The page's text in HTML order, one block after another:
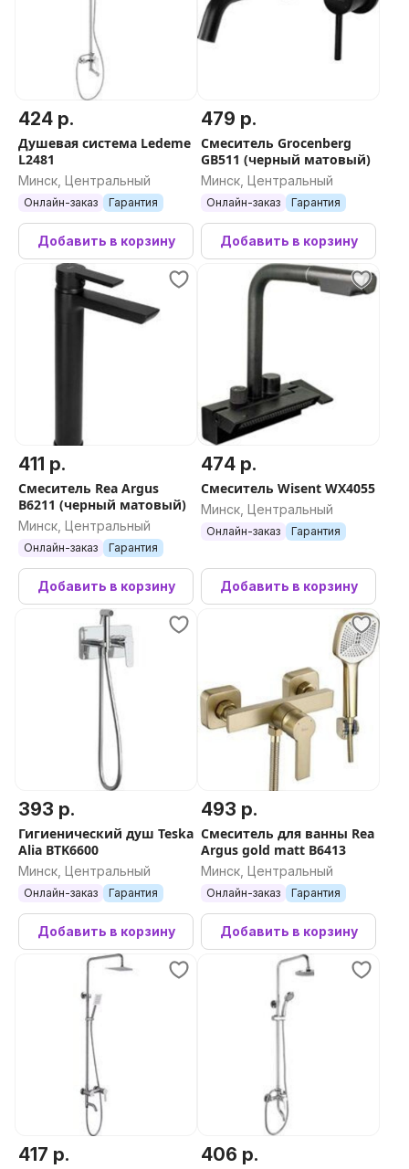
424 р.
Душевая система Ledeme
L2481
Минск, Центральный
Онлайн-заказ Гарантия
Добавить в корзину
479 р.
Смеситель Grocenberg
GB511 (черный матовый)
Минск, Центральный
Онлайн-заказ Гарантия
Добавить в корзину
411 р.
Смеситель Rea Argus
B6211 (черный матовый)
Минск, Центральный
Онлайн-заказ Гарантия
Добавить в корзину
474 р.
Смеситель Wisent WX4055
Минск, Центральный
Онлайн-заказ Гарантия
Добавить в корзину
393 р.
Гигиенический душ Teska
Alia BTK6600
Минск, Центральный
Онлайн-заказ Гарантия
Добавить в корзину
493 р.
Смеситель для ванны Rea
Argus gold matt B6413
Минск, Центральный
Онлайн-заказ Гарантия
Добавить в корзину
417 р. 406 р.